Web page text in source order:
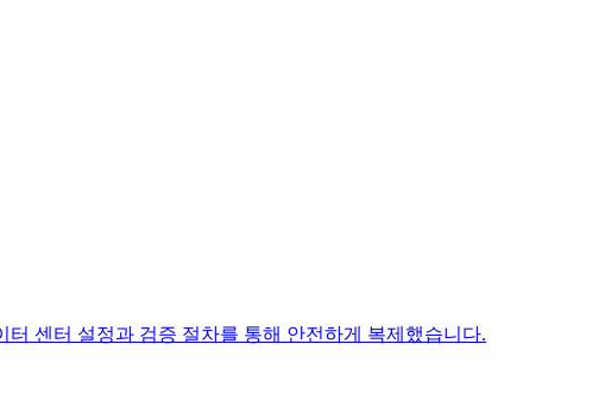
터 센터 설정과 검증 절차를 통해 안전하게 복제했습니다.